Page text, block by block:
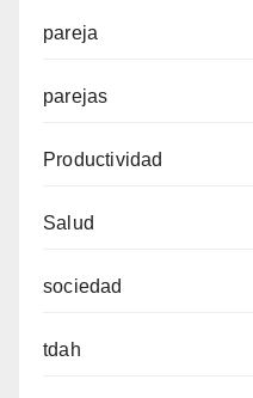
pareja
parejas
Productividad
Salud
sociedad
tdah